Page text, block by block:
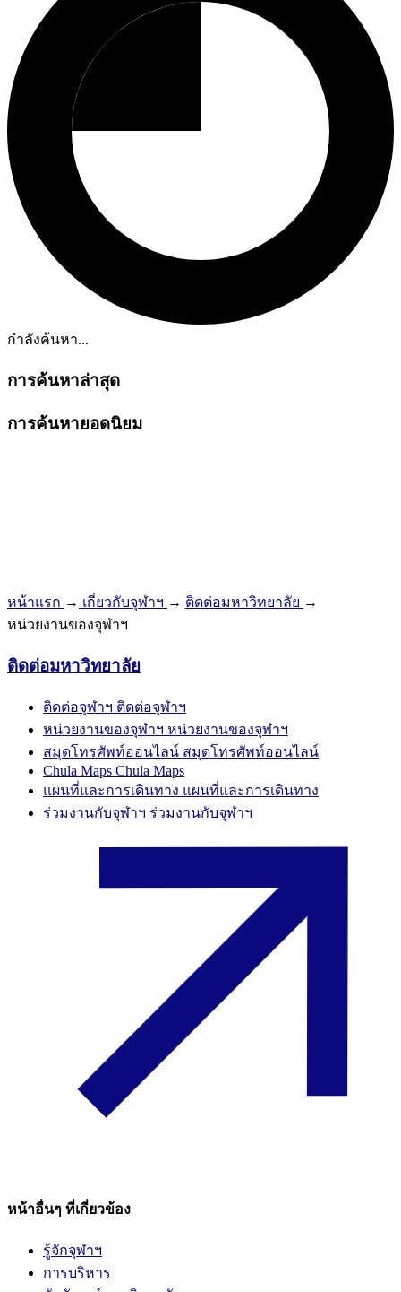
กำลังค้นหา...
การค้นหาล่าสุด
การค้นหายอดนิยม
หน้าแรก → เกี่ยวกับจุฬาฯ → ติดต่อมหาวิทยาลัย →
หน่วยงานของจุฬาฯ
ติดต่อมหาวิทยาลัย
ติดต่อจุฬาฯ ติดต่อจุฬาฯ
หน่วยงานของจุฬาฯ หน่วยงานของจุฬาฯ
สมุดโทรศัพท์ออนไลน์ สมุดโทรศัพท์ออนไลน์
Chula Maps Chula Maps
แผนที่และการเดินทาง แผนที่และการเดินทาง
ร่วมงานกับจุฬาฯ ร่วมงานกับจุฬาฯ
หน้าอื่นๆ ที่เกี่ยวข้อง
รู้จักจุฬาฯ
การบริหาร